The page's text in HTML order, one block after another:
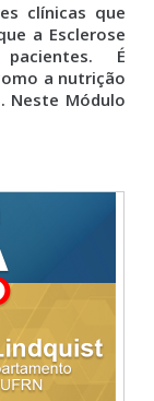
clínicas que
a Esclerose
É
a nutrição
Neste Módulo